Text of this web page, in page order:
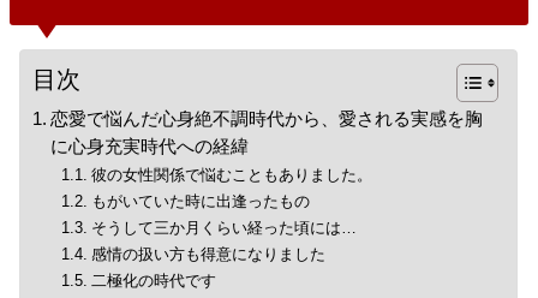
目次
恋愛で悩んだ心身絶不調時代から、愛される実感を胸
に心身充実時代への経緯
彼の女性関係で悩むこともありました。
もがいていた時に出逢ったもの
そうして三か月くらい経った頃には…
感情の扱い方も得意になりました
二極化の時代です